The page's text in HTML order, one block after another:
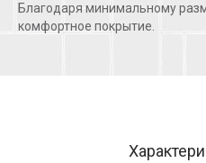
Благодаря минимальному
комфортное покрытие.